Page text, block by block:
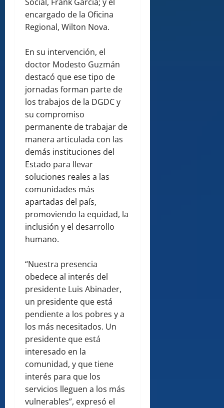
encargado de la Oficina
Regional, Wilton Nova.
En su intervención, el
doctor Modesto Guzmán
destacó que ese tipo de
jornadas forman parte de
los trabajos de la DGDC y
su compromiso
permanente de trabajar de
manera articulada con las
demás instituciones del
Estado para llevar
soluciones reales a las
comunidades más
apartadas del país,
promoviendo la equidad, la
inclusión y el desarrollo
humano.
“Nuestra presencia
obedece al interés del
presidente Luis Abinader,
un presidente que está
pendiente a los pobres y a
los más necesitados. Un
presidente que está
interesado en la
comunidad, y que tiene
interés para que los
servicios lleguen a los más
vulnerables”, expresó el